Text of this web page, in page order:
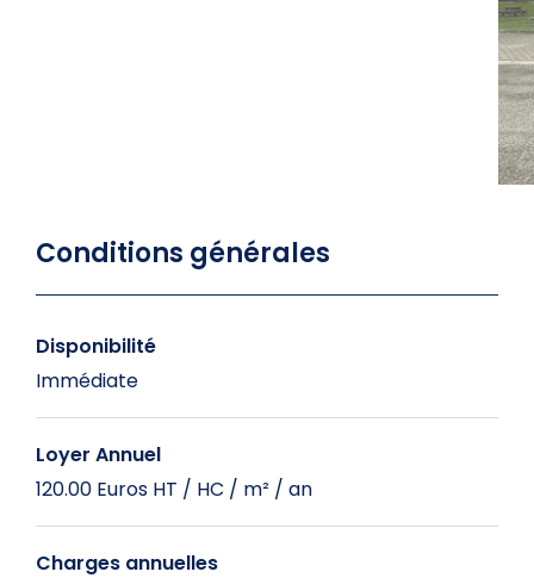
Conditions générales
Disponibilité
Immédiate
Loyer Annuel
120.00 Euros HT / HC / m² / an
Charges annuelles